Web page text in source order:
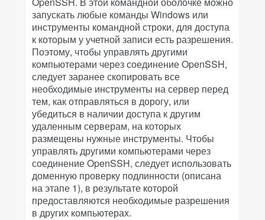
запускать любые команды Windows или
инструменты командной строки, для доступа
к которым у учетной записи есть разрешения.
Поэтому, чтобы управлять другими
компьютерами через соединение OpenSSH,
следует заранее скопировать все
необходимые инструменты на сервер перед
тем, как отправляться в дорогу, или
убедиться в наличии доступа к другим
удаленным серверам, на которых
размещены нужные инструменты. Чтобы
управлять другими компьютерами через
соединение OpenSSH, следует использовать
доменную проверку подлинности (описана
на этапе 1), в результате которой
предоставляются необходимые разрешения
в других компьютерах.